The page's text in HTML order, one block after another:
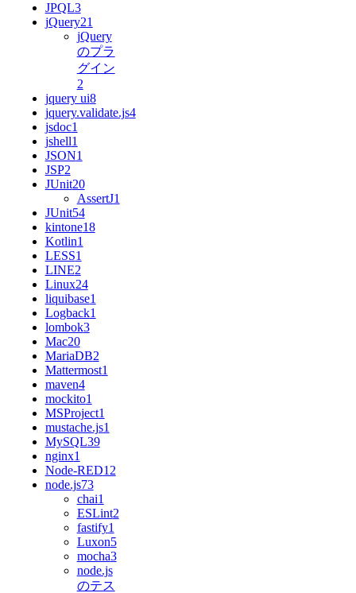
JPQL3
jQuery21
jQuery
のプラ
グイン
2
jquery ui8
jquery.validate.js4
jsdoc1
jshell1
JSON1
JSP2
JUnit20
AssertJ1
JUnit54
kintone18
Kotlin1
LESS1
LINE2
Linux24
liquibase1
Logback1
lombok3
Mac20
MariaDB2
Mattermost1
maven4
mockito1
MSProject1
mustache.js1
MySQL39
nginx1
Node-RED12
node.js73
chai1
ESLint2
fastify1
Luxon5
mocha3
node.js
のテス